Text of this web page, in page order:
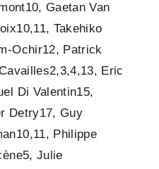
Gaetan Van
Takehiko
Ochir12, Patrick
Eric
Di Valentin15,
Detry17, Guy
Philippe
Julie